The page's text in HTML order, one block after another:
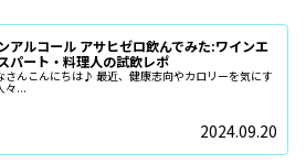
アルコール アサヒゼロ飲んでみた:ワインエ
パート・料理人の試飲レポ
さんこんにちは♪ 最近、健康志向やカロリーを気にす
々...
2024.09.20